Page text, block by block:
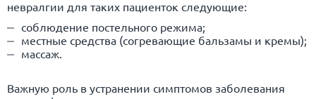
невралгии для таких пациенток следующие:
соблюдение постельного режима;
местные средства (согревающие бальзамы и кремы);
массаж.
Важную роль в устранении симптомов заболевания